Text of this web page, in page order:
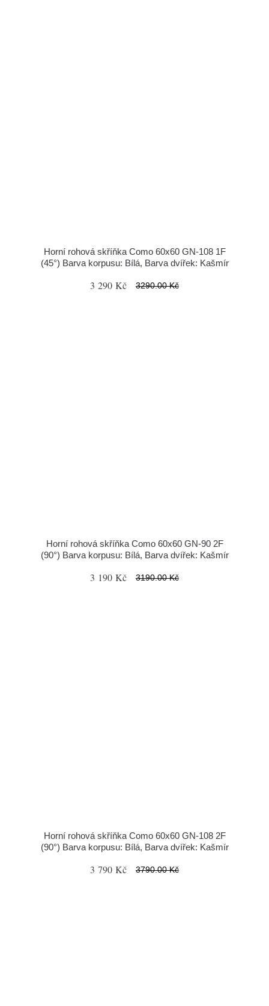
Horní rohová skříňka Como 60x60 GN-108 1F
(45°) Barva korpusu: Bílá, Barva dvířek: Kašmír
3 290 Kč 3290.00 Kč
Horní rohová skříňka Como 60x60 GN-90 2F
(90°) Barva korpusu: Bílá, Barva dvířek: Kašmír
3 190 Kč 3190.00 Kč
Horní rohová skříňka Como 60x60 GN-108 2F
(90°) Barva korpusu: Bílá, Barva dvířek: Kašmír
3 790 Kč 3790.00 Kč